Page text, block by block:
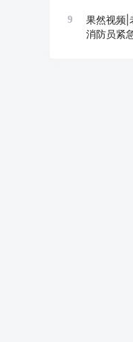
9
果然视频|
消防员紧